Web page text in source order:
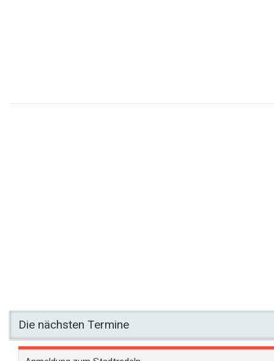
Die nächsten Termine